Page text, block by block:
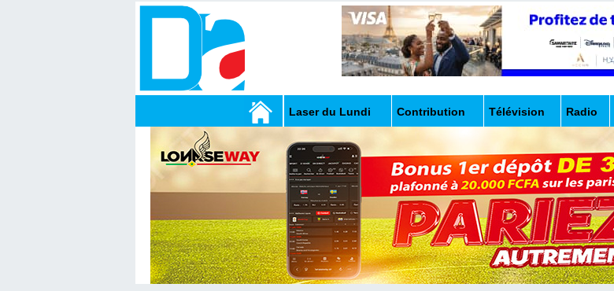
Laser du Lundi Contribution Télévision Radio